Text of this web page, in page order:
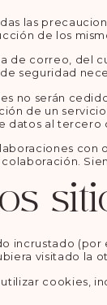
las
de los
de correo, del
seguridad
no serán
de un
datos al
incrustado
visitado la
cookies,